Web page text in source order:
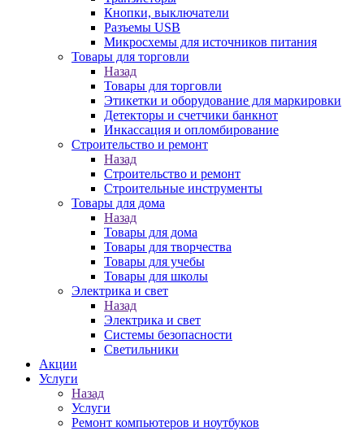
Кнопки, выключатели
Разъемы USB
Микросхемы для источников питания
Товары для торговли
Назад
Товары для торговли
Этикетки и оборудование для маркировки
Детекторы и счетчики банкнот
Инкассация и опломбирование
Строительство и ремонт
Назад
Строительство и ремонт
Строительные инструменты
Товары для дома
Назад
Товары для дома
Товары для творчества
Товары для учебы
Товары для школы
Электрика и свет
Назад
Электрика и свет
Системы безопасности
Светильники
Акции
Услуги
Назад
Услуги
Ремонт компьютеров и ноутбуков